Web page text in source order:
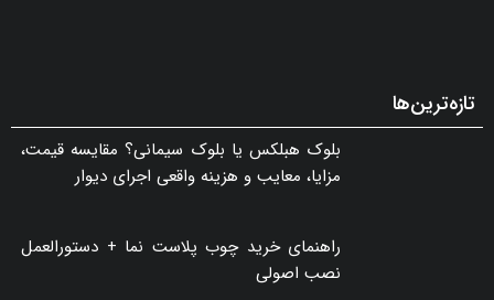
تازه‌ترین‌ها
بلوک هبلکس یا بلوک سیمانی؟ مقایسه قیمت،
مزایا، معایب و هزینه واقعی اجرای دیوار
راهنمای خرید چوب پلاست نما + دستورالعمل
نصب اصولی